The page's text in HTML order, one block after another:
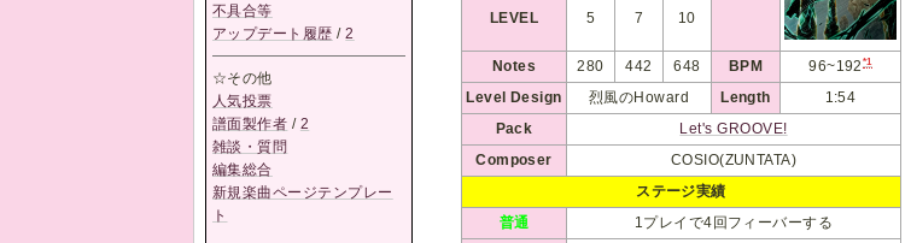
LEVEL
5 7 10
Notes 280 442 648 BPM 96~192 *1
Level Design 烈風のHoward Length
1:54
Pack
Let's GROOVE!
Composer
COSIO(ZUNTATA)
ステージ実績
普通
1プレイで4回フィーバーする
不具合等
アップデート履歴 /2
☆その他
人気投票
譜面製作者 / 2
雑談・質問
編集総合
新規楽曲ページテンプレー
ト